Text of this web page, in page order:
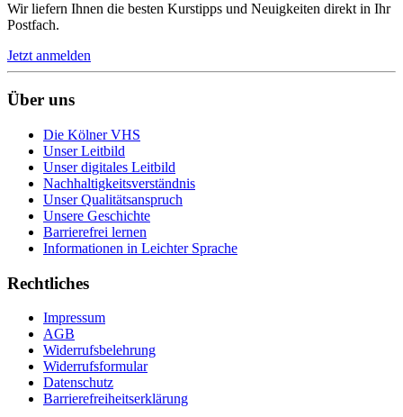
Wir liefern Ihnen die besten Kurstipps und Neuigkeiten direkt in Ihr
Postfach.
Jetzt anmelden
Über uns
Die Kölner VHS
Unser Leitbild
Unser digitales Leitbild
Nachhaltigkeitsverständnis
Unser Qualitätsanspruch
Unsere Geschichte
Barrierefrei lernen
Informationen in Leichter Sprache
Rechtliches
Impressum
AGB
Widerrufsbelehrung
Widerrufsformular
Datenschutz
Barrierefreiheitserklärung